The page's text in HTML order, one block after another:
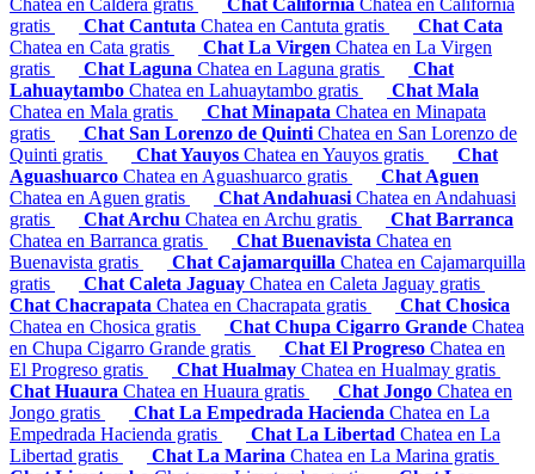
Chatea en Caldera gratis Chat California Chatea en California
gratis
Chat Cantuta Chatea en Cantuta gratis
Chat Cata
Chatea en Cata gratis
Chat La Virgen Chatea en La Virgen
gratis
Chat Laguna Chatea en Laguna gratis
Chat
Lahuaytambo Chatea en Lahuaytambo gratis
Chat Mala
Chatea en Mala gratis
Chat Minapata Chatea en Minapata
gratis
Chat San Lorenzo de Quinti Chatea en San Lorenzo de
Quinti gratis
Chat Yauyos Chatea en Yauyos gratis
Chat
Aguashuarco Chatea en Aguashuarco gratis
Chat Aguen
Chatea en Aguen gratis
Chat Andahuasi Chatea en Andahuasi
gratis
Chat Archu Chatea en Archu gratis
Chat Barranca
Chatea en Barranca gratis
Chat Buenavista Chatea en
Buenavista gratis
Chat Cajamarquilla Chatea en Cajamarquilla
gratis
Chat Caleta Jaguay Chatea en Caleta Jaguay gratis
Chat Chacrapata Chatea en Chacrapata gratis
Chat Chosica
Chatea en Chosica gratis
Chat Chupa Cigarro Grande Chatea
en Chupa Cigarro Grande gratis
Chat El Progreso Chatea en
El Progreso gratis
Chat Hualmay Chatea en Hualmay gratis
Chat Huaura Chatea en Huaura gratis Chat Jongo Chatea en
Jongo gratis
Chat La Empedrada Hacienda Chatea en La
Empedrada Hacienda gratis
Chat La Libertad Chatea en La
Libertad gratis
Chat La Marina Chatea en La Marina gratis